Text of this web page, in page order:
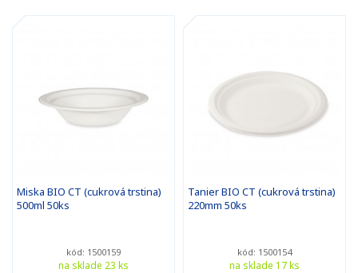
Miska BIO CT (cukrová trstina)
500ml 50ks
kód: 1500159
na sklade 23 ks
Tanier BIO CT (cukrová trstina)
220mm 50ks
kód: 1500154
na sklade 17 ks